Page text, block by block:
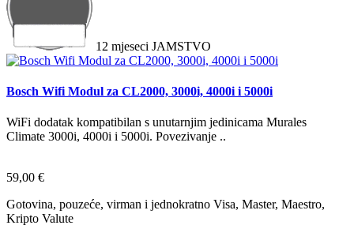
12 mjeseci JAMSTVO
Bosch Wifi Modul za CL2000, 3000i, 4000i i 5000i
WiFi dodatak kompatibilan s unutarnjim jedinicama Murales
Climate 3000i, 4000i i 5000i. Povezivanje ..
59,00 €
Gotovina, pouzeće, virman i jednokratno Visa, Master, Maestro,
Kripto Valute